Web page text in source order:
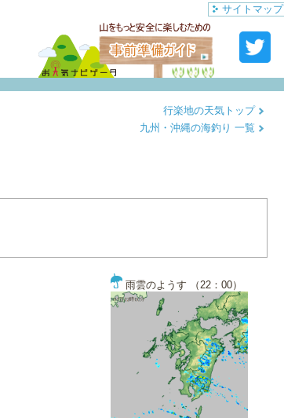
サイトマップ
行楽地の天気トップ
九州・沖縄の海釣り 一覧
雨雲のようす （22：00）